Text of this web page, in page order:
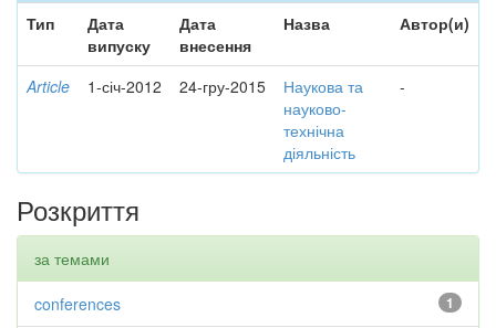
Тип
Дата
випуску
Дата
внесення
Назва Автор(и)
Article 1-січ-2012 24-гру-2015
Наукова та
науково-
технічна
діяльність
-
Розкриття
за темами
1
conferences